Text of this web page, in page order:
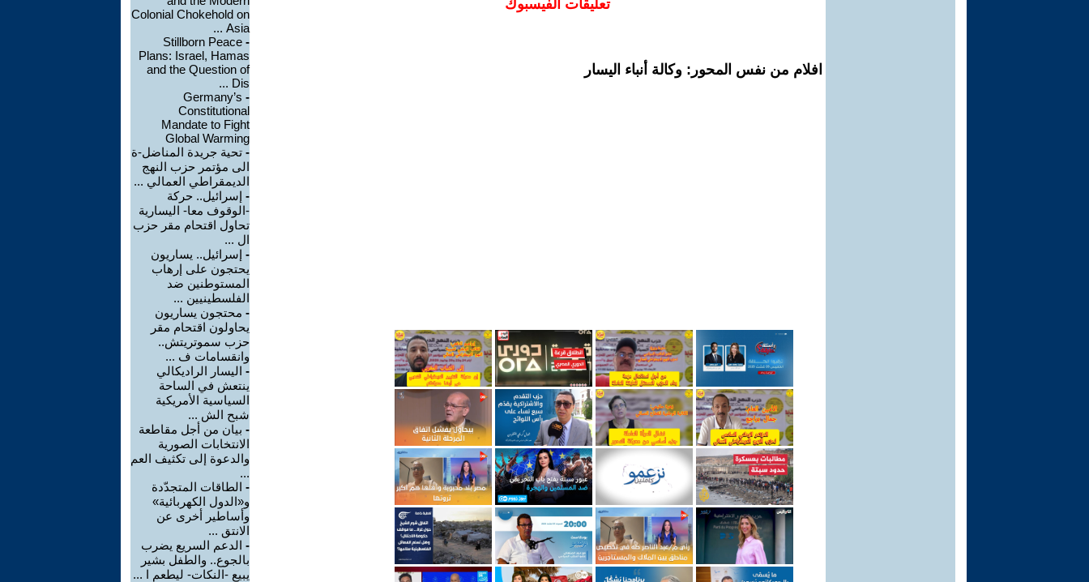
تعليقات الفيسبوك
افلام من نفس المحور: وكالة أنباء اليسار
Colonial Chokehold on
Asia ...
-
Stillborn Peace
Plans: Israel, Hamas
and the Question of
Dis ...
-
Germany’s
Constitutional
Mandate to Fight
Global Warming
- تحية جريدة المناضل-ة
الى مؤتمر حزب النهج
الديمقراطي العمالي ...
- إسرائيل.. حركة
-الوقوف معا- اليسارية
تحاول اقتحام مقر حزب
ال ...
- إسرائيل.. يساريون
يحتجون على إرهاب
المستوطنين ضد
الفلسطينيين ...
- محتجون يساريون
يحاولون اقتحام مقر
حزب سموتريتش..
وانقسامات ف ...
- اليسار الراديكالي
ينتعش في الساحة
السياسية الأمريكية
شبح الش ...
- بيان من أجل مقاطعة
الانتخابات الصورية
والدعوة إلى تكثيف العم
...
- الطاقات المتجدّدة
و«الدول الكهربائية»
وأساطير أخرى عن
الانتق ...
- الدعم السريع يضرب
بالجوع.. والطفل بشير
يبيع -النكات- ليطعم ا ...